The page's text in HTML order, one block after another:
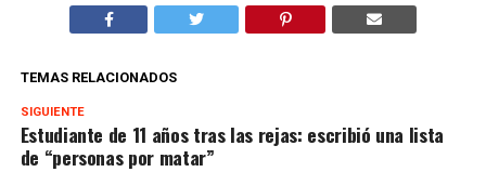
TEMAS RELACIONADOS
SIGUIENTE
Estudiante de 11 años tras las rejas: escribió una lista
de “personas por matar”